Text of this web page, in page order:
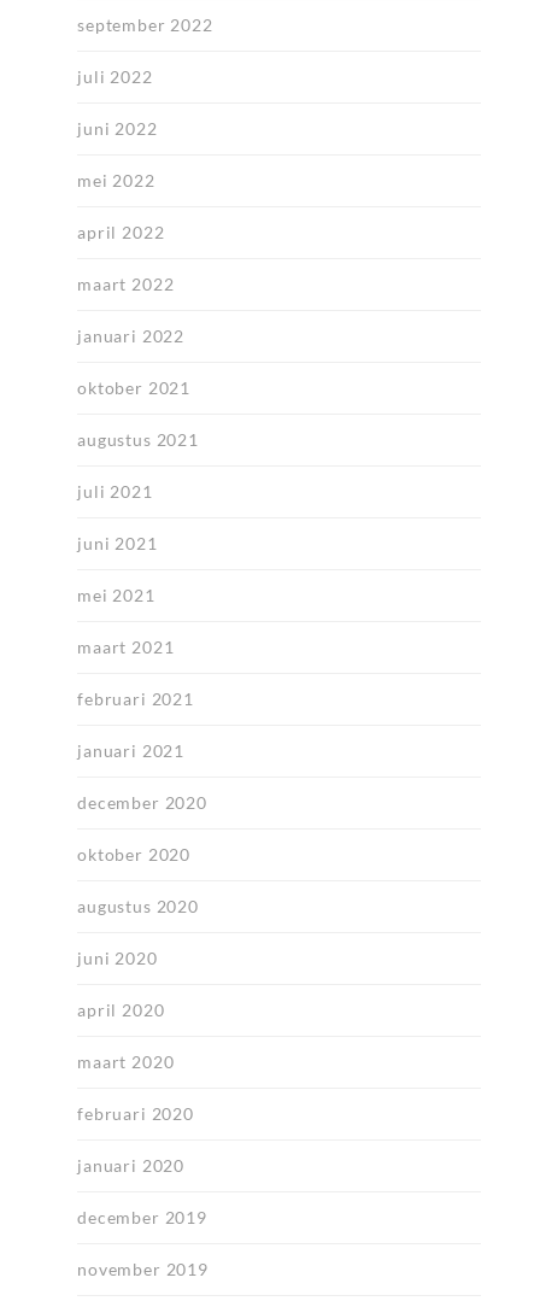
september 2022
juli 2022
juni 2022
mei 2022
april 2022
maart 2022
januari 2022
oktober 2021
augustus 2021
juli 2021
juni 2021
mei 2021
maart 2021
februari 2021
januari 2021
december 2020
oktober 2020
augustus 2020
juni 2020
april 2020
maart 2020
februari 2020
januari 2020
december 2019
november 2019